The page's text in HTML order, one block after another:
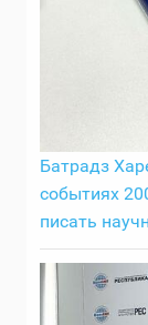
Батрадз
событиях
писать